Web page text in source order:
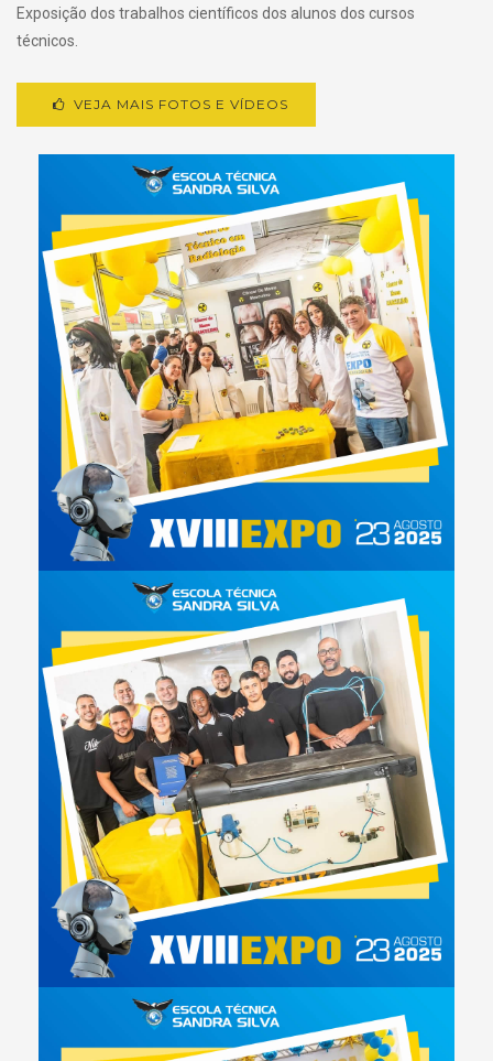
Exposição dos trabalhos científicos dos alunos dos cursos
técnicos.
VEJA MAIS FOTOS E VÍDEOS